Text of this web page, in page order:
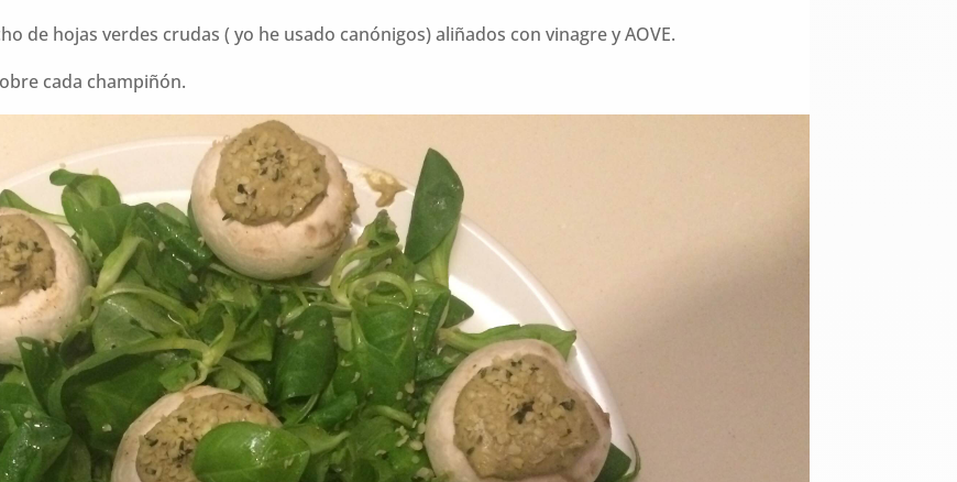
de hojas verdes crudas ( yo he usado canónigos) aliñados con vinagre y AOVE.
cada champiñón.